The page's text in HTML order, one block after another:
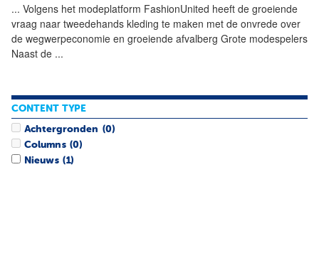
... Volgens het modeplatform FashionUnited heeft de groeiende
vraag naar tweedehands kleding te maken met de onvrede over
de wegwerpeconomie en groeiende afvalberg Grote modespelers
Naast de ...
CONTENT TYPE
Achtergronden (0)
Columns (0)
Nieuws (1)